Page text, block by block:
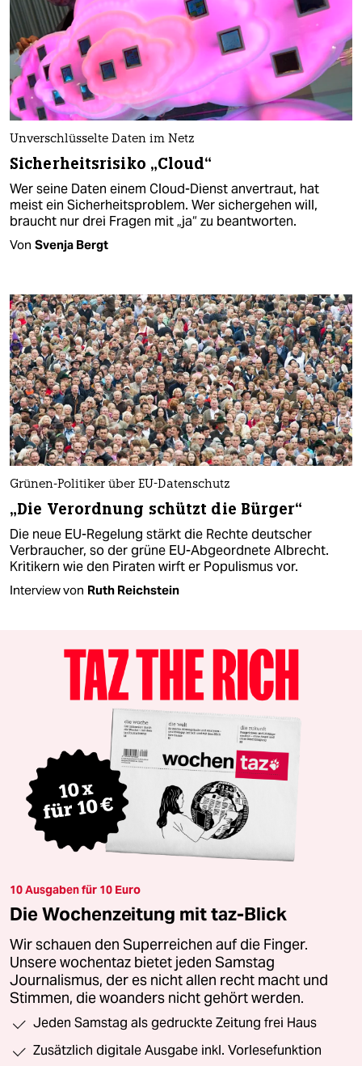
Unverschlüsselte Daten im Netz
Sicherheitsrisiko „Cloud“
Wer seine Daten einem Cloud-Dienst anvertraut, hat
meist ein Sicherheitsproblem. Wer sichergehen will,
braucht nur drei Fragen mit „ja“ zu beantworten.
Von Svenja Bergt
Grünen-Politiker über EU-Datenschutz
„Die Verordnung schützt die Bürger“
Die neue EU-Regelung stärkt die Rechte deutscher
Verbraucher, so der grüne EU-Abgeordnete Albrecht.
Kritikern wie den Piraten wirft er Populismus vor.
Interview von Ruth Reichstein
10 Ausgaben für 10 Euro
Die Wochenzeitung mit taz-Blick
Wir schauen den Superreichen auf die Finger.
Unsere wochentaz bietet jeden Samstag
Journalismus, der es nicht allen recht macht und
Stimmen, die woanders nicht gehört werden.
Jeden Samstag als gedruckte Zeitung frei Haus
Zusätzlich digitale Ausgabe inkl. Vorlesefunktion